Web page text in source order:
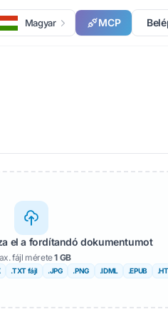
Magyar MCP
el a fordítandó dokumentumot
fájl mérete1 GB
.TXT fájl .JPG .PNG .IDML .EPUB